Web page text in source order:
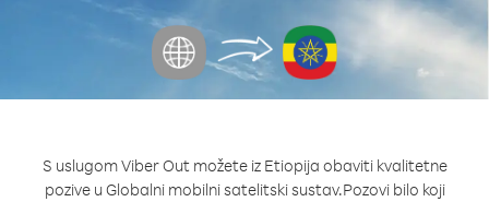
S uslugom Viber Out možete iz Etiopija obaviti kvalitetne
pozive u Globalni mobilni satelitski sustav.Pozovi bilo koji